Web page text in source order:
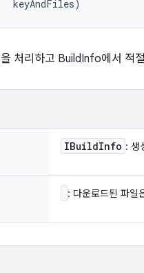
keyAndFiles)
처리하고 BuildInfo에서 적
IBuildInfo : 생
: 다운로드된 파일